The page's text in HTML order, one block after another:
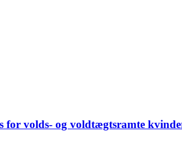
for volds- og voldtægtsramte